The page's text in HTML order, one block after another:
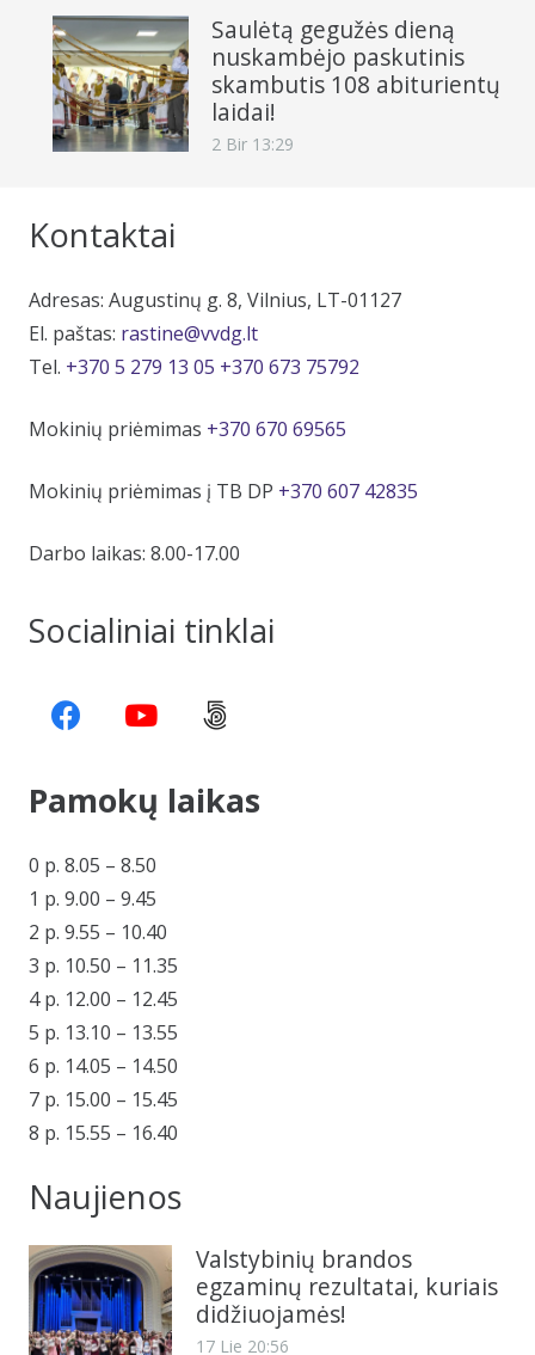
Saulėtą gegužės dieną
nuskambėjo paskutinis
skambutis 108 abiturientų
laidai!
2 Bir 13:29
Kontaktai
Adresas: Augustinų g. 8, Vilnius, LT-01127
El. paštas: rastine@vvdg.lt
Tel. +370 5 279 13 05 +370 673 75792
Mokinių priėmimas +370 670 69565
Mokinių priėmimas į TB DP +370 607 42835
Darbo laikas: 8.00-17.00
Socialiniai tinklai
Pamokų laikas
0 p. 8.05 – 8.50
1 p. 9.00 – 9.45
2 p. 9.55 – 10.40
3 p. 10.50 – 11.35
4 p. 12.00 – 12.45
5 p. 13.10 – 13.55
6 p. 14.05 – 14.50
7 p. 15.00 – 15.45
8 p. 15.55 – 16.40
Naujienos
Valstybinių brandos
egzaminų rezultatai, kuriais
didžiuojamės!
17 Lie 20:56